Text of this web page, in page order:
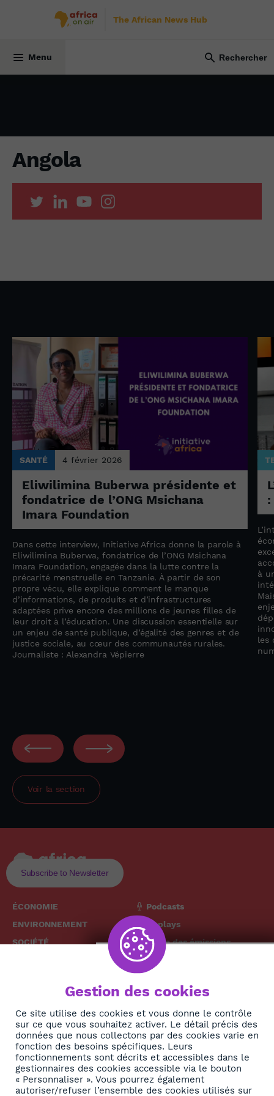
The African News Hub
Menu
Angola
SANTÉ 4 février 2026
Eliwilimina Buberwa présidente et
fondatrice de l’ONG Msichana
Imara Foundation
Dans cette interview, Initiative Africa donne la parole à
Eliwilimina Buberwa, fondatrice de l’ONG Msichana
Imara Foundation, engagée dans la lutte contre la
précarité menstruelle en Tanzanie. À partir de son
propre vécu, elle explique comment le manque
d’informations, de produits et d’infrastructures
adaptées prive encore des millions de jeunes filles de
leur droit à l’éducation. Une discussion essentielle sur
un enjeu de santé publique, d’égalité des genres et de
justice sociale, au cœur des communautés rurales.
Journaliste : Alexandra Vépierre
à
les
Voir la section
Subscribe to Newsletter
ÉCONOMIE
ENVIRONNEMENT
SOCIÉTÉ
DIASPORA
REJOIGNEZ-NOUS
Podcasts
Replays
Grille des émissions
The African
News Hub
NEWSLETTER
S'abonner
Gestion des cookies
Ce site utilise des cookies et vous donne le contrôle
sur ce que vous souhaitez activer. Le détail précis des
données que nous collectons par des cookies varie en
fonction des besoins spécifiques. Leurs
fonctionnements sont décrits et accessibles dans le
gestionnaires des cookies accessible via le bouton
« Personnaliser ». Vous pourrez également
autoriser/refuser l’ensemble des cookies utilisés sur